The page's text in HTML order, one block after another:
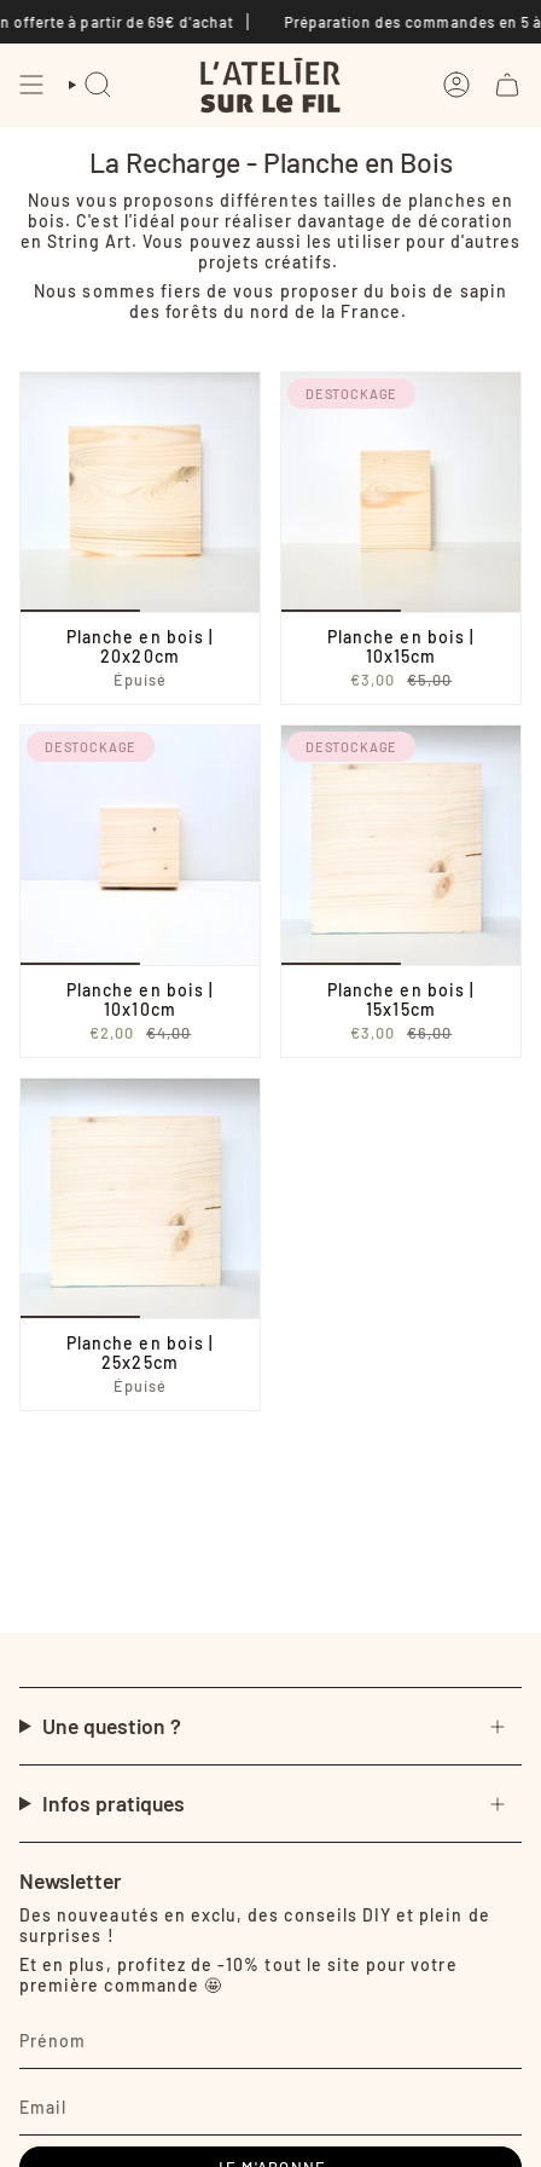
au
contenu
de
à partir de 69€ d'achat Préparation des commandes en 5 à
RECHERCHE COMPTE
La Recharge - Planche en Bois
Nous vous proposons différentes tailles de planches en
bois. C'est l'idéal pour réaliser davantage de décoration
en String Art. Vous pouvez aussi les utiliser pour d'autres
projets créatifs.
Nous sommes fiers de vous proposer du bois de sapin
des forêts du nord de la France.
Planche en bois |
20x20cm
Épuisé
DESTOCKAGE
Planche en bois |
10x15cm
€3,00 €5,00
DESTOCKAGE
Planche en bois |
10x10cm
€2,00 €4,00
DESTOCKAGE
Planche en bois |
15x15cm
€3,00 €6,00
Planche en bois |
25x25cm
Épuisé
Une question ?
Infos pratiques
Newsletter
Des nouveautés en exclu, des conseils DIY et plein de
surprises !
Et en plus, profitez de -10% tout le site pour votre
première commande 🤩